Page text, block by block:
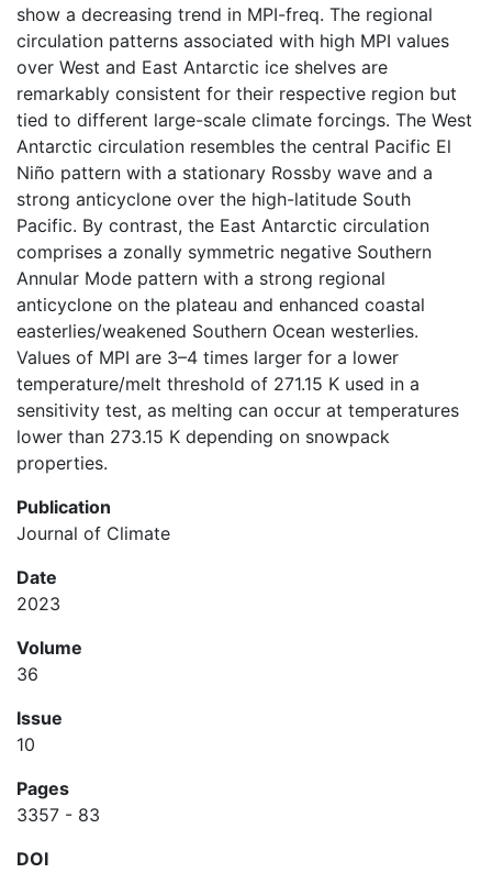
show a decreasing trend in MPI-freq. The regional
circulation patterns associated with high MPI values
over West and East Antarctic ice shelves are
remarkably consistent for their respective region but
tied to different large-scale climate forcings. The West
Antarctic circulation resembles the central Pacific El
Niño pattern with a stationary Rossby wave and a
strong anticyclone over the high-latitude South
Pacific. By contrast, the East Antarctic circulation
comprises a zonally symmetric negative Southern
Annular Mode pattern with a strong regional
anticyclone on the plateau and enhanced coastal
easterlies/weakened Southern Ocean westerlies.
Values of MPI are 3–4 times larger for a lower
temperature/melt threshold of 271.15 K used in a
sensitivity test, as melting can occur at temperatures
lower than 273.15 K depending on snowpack
properties.
Publication
Journal of Climate
Date
2023
Volume
36
Issue
10
Pages
3357 - 83
DOI